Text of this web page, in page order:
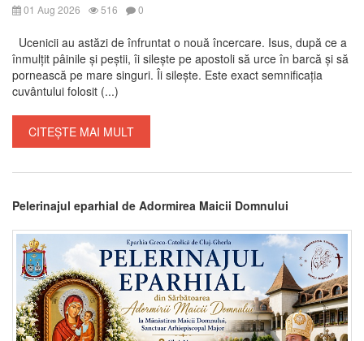
01 Aug 2026 516 0
Ucenicii au astăzi de înfruntat o nouă încercare. Isus, după ce a
înmulțit pâinile și peștii, îi silește pe apostoli să urce în barcă și să
pornească pe mare singuri. Îi silește. Este exact semnificația
cuvântului folosit (...)
CITEȘTE MAI MULT
Pelerinajul eparhial de Adormirea Maicii Domnului